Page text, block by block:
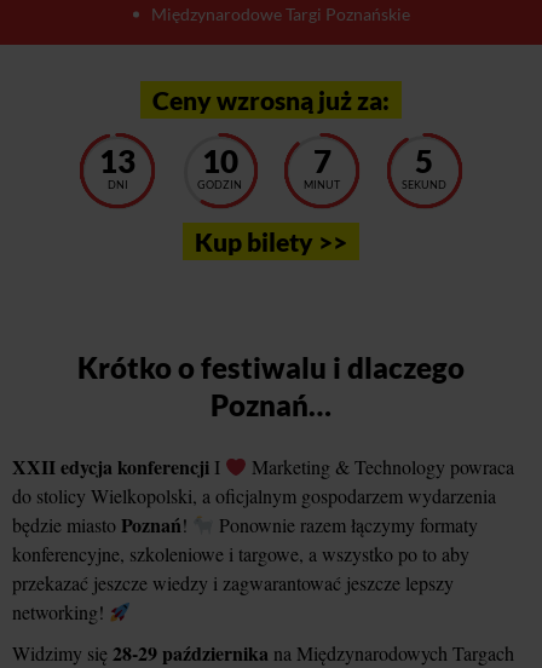
Międzynarodowe Targi Poznańskie
Ceny wzrosną już za:
13
DNI
10
GODZIN
7
MINUT
1
SEKUND
Kup bilety >>
Krótko o festiwalu i dlaczego
Poznań…
XXII edycja konferencji I
Marketing & Technology powraca
do stolicy Wielkopolski, a oficjalnym gospodarzem wydarzenia
będzie miasto Poznań!
Ponownie razem łączymy formaty
konferencyjne, szkoleniowe i targowe, a wszystko po to aby
przekazać jeszcze wiedzy i zagwarantować jeszcze lepszy
networking!
Widzimy się28-29 października na Międzynarodowych Targach